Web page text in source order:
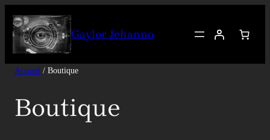
Gaylor Jehanno
Accueil / Boutique
Boutique